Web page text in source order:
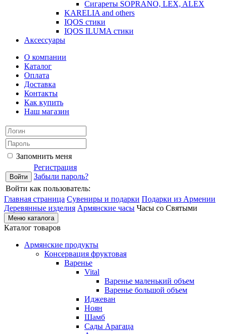
Сигареты SOPRANO, LEX, ALEX
KARELIA and others
IQOS стики
IQOS ILUMA стики
Аксессуары
О компании
Каталог
Оплата
Доставка
Контакты
Как купить
Наш магазин
Запомнить меня
Регистрация
Забыли пароль?
Войти как пользователь:
Главная страница Сувениры и подарки Подарки из Армении
Деревянные изделия Армянские часы Часы со Святыми
Меню каталога
Каталог товаров
Армянские продукты
Консервация фруктовая
Варенье
Vital
Варенье маленький объем
Варенье большой объем
Иджеван
Ноян
Шамб
Сады Арагаца